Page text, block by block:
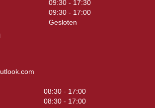
09:30 - 17:30
09:30 - 17:00
Gesloten
08:30 - 17:00
08:30 - 17:00